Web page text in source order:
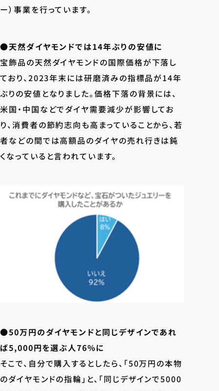
ー）事業を行っています。
●天然ダイヤモンドでは14年ぶりの安値に
宝飾品の天然ダイヤモンドの国際価格が下落し
ており、2023年末には研磨済みの指標品が14年
ぶりの安値となりました。価格下落の背景には、
米国・中国などでダイヤ需要減少が影響してお
り、消費者の節約志向も高まっていることから、若
者などの間では高額品のダイヤの売れ行きは鈍
くなっていると言われています。
●50万円のダイヤモンドと同じデザインであれ
ば5,000円を選ぶ人76%に
そこで、自分で購入するとしたら、「50万円の本物
のダイヤモンドの指輪」と、「同じデザインで5000